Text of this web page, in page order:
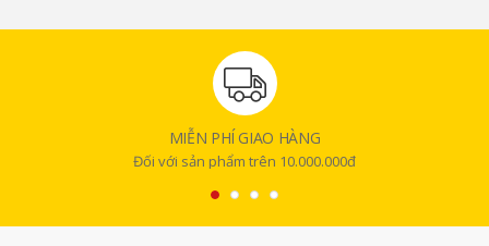
MIỄN PHÍ GIAO HÀNG
Đối với sản phẩm trên 10.000.000đ